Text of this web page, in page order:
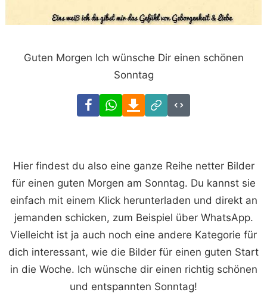
Guten Morgen Ich wünsche Dir einen schönen
Sonntag
FacebookWhatsAppDownload
Link
Code
Hier findest du also eine ganze Reihe netter Bilder
für einen guten Morgen am Sonntag. Du kannst sie
einfach mit einem Klick herunterladen und direkt an
jemanden schicken, zum Beispiel über WhatsApp.
Vielleicht ist ja auch noch eine andere Kategorie für
dich interessant, wie die Bilder für einen guten Start
in die Woche. Ich wünsche dir einen richtig schönen
und entspannten Sonntag!